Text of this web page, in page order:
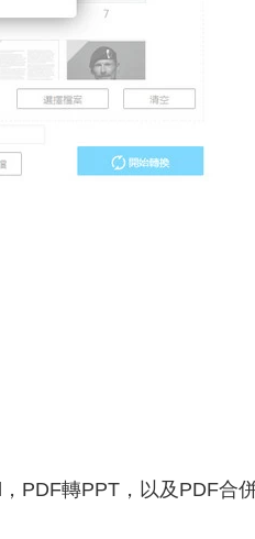
PDF轉PPT，以及PDF合